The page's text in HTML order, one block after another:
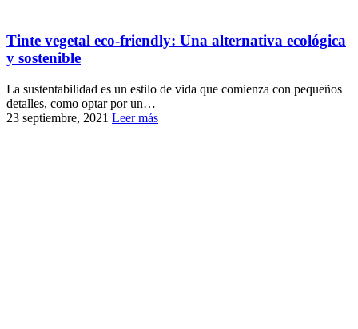
Tinte vegetal eco-friendly: Una alternativa ecológica
y sostenible
La sustentabilidad es un estilo de vida que comienza con pequeños
detalles, como optar por un…
23 septiembre, 2021 Leer más